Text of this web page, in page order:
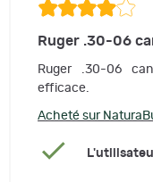
Ruger .30-06
Ruger .30-06
efficace.
Acheté sur